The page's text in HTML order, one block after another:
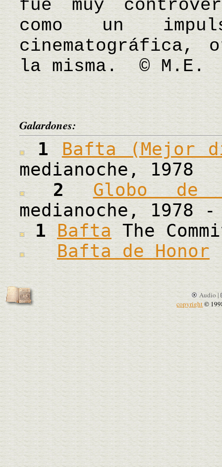
fue muy
como un
cinematográfica,
la misma. © M.E.
Galardones:
1Bafta (Mejor
medianoche, 1978
2Globo de
medianoche, 1978
1BaftaThe
Bafta de Honor
Audio |
copyright©